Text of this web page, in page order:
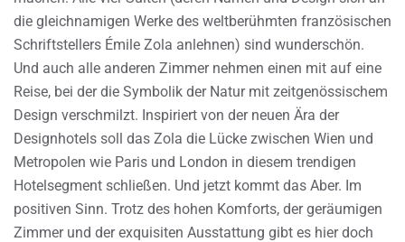
die gleichnamigen Werke des weltberühmten französischen
Schriftstellers Émile Zola anlehnen) sind wunderschön.
Und auch alle anderen Zimmer nehmen einen mit auf eine
Reise, bei der die Symbolik der Natur mit zeitgenössischem
Design verschmilzt. Inspiriert von der neuen Ära der
Designhotels soll das Zola die Lücke zwischen Wien und
Metropolen wie Paris und London in diesem trendigen
Hotelsegment schließen. Und jetzt kommt das Aber. Im
positiven Sinn. Trotz des hohen Komforts, der geräumigen
Zimmer und der exquisiten Ausstattung gibt es hier doch